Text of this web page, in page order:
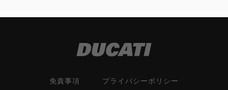
免責事項 プライバシーポリシー